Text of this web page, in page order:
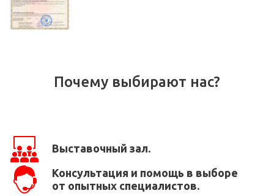
Почему выбирают нас?
Выставочный зал.
Консультация и помощь в выборе
от опытных специалистов.